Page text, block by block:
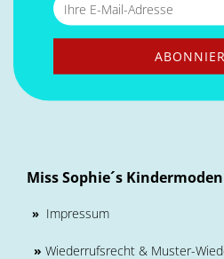
Miss Sophie´s Kindermoden
» Impressum
» Wiederrufsrecht & Muster-